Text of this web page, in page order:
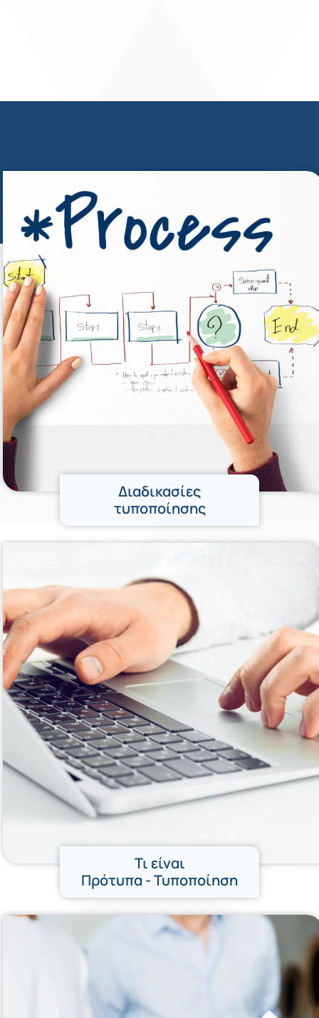
Διαδικασίες
τυποποίησης
Τι είναι
Πρότυπα - Τυποποίηση